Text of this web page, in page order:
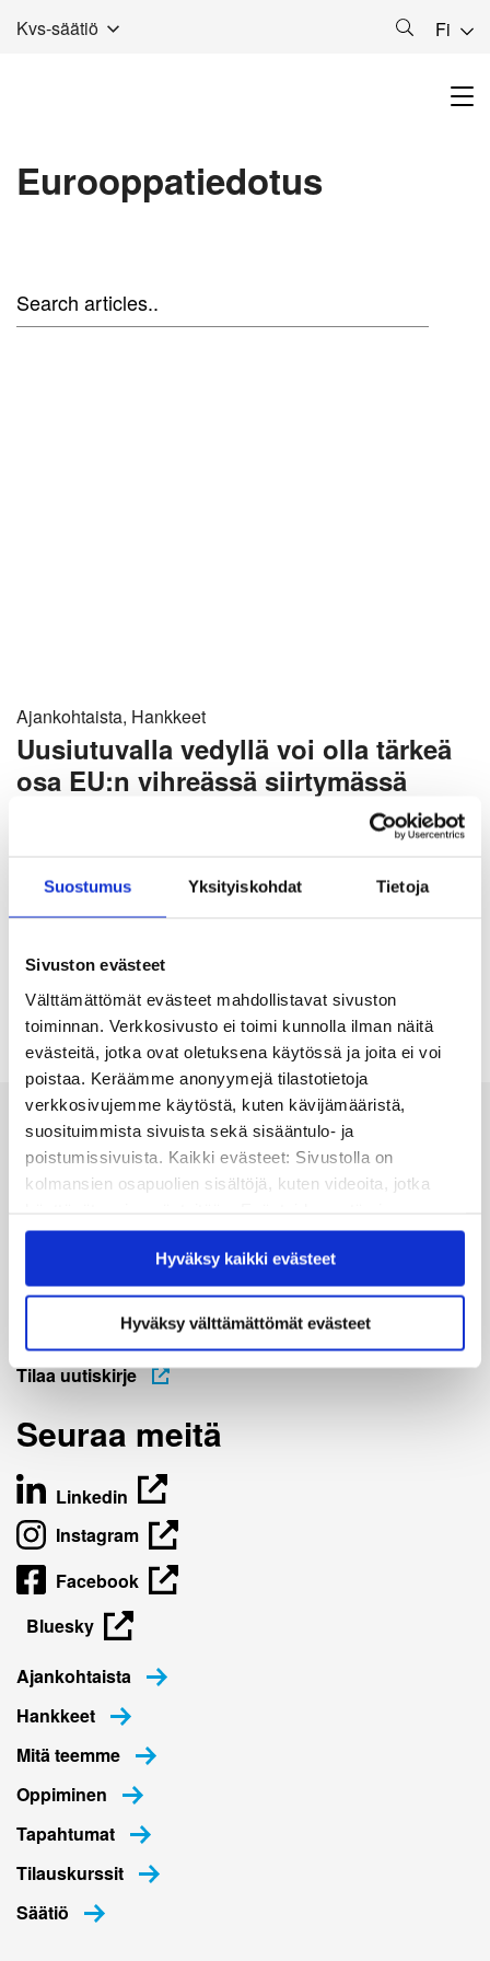
Suostumus Yksityiskohdat Tietoja
Sivuston evästeet
Välttämättömät evästeet mahdollistavat sivuston
toiminnan. Verkkosivusto ei toimi kunnolla ilman näitä
evästeitä, jotka ovat oletuksena käytössä ja joita ei voi
poistaa. Keräämme anonyymejä tilastotietoja
verkkosivujemme käytöstä, kuten kävijämääristä,
suosituimmista sivuista sekä sisääntulo- ja
poistumissivuista. Kaikki evästeet: Sivustolla on
kolmansien osapuolien sisältöjä, kuten videoita, jotka
saattaa estää näiden sisältöjen näkymisen.
Hyväksymällä kaikki evästeet varmistat, että kaikki
sisältö on käytettävissäsi.
Hyväksy kaikki evästeet
Hyväksy välttämättömät evästeet
Kvs-säätiö Fi
Eurooppatiedotus
Ajankohtaista, Hankkeet
Uusiutuvalla vedyllä voi olla tärkeä
osa EU:n vihreässä siirtymässä
Muualta tulevat fossiiliset polttoaineet pystyttäisiin
maissa uusiutuvaa energiaa hyödyntäen, sanoo
kansainvälisen politiikan professori Pami Aalto Tampereen
riskinottokykyä.
06.11.2024
Kvs-säätiö
Cygnaeuksenkatu 4
Katso tarkemmat yhteystiedot
Tilaa uutiskirje
Seuraa meitä
Linkedin
Instagram
Facebook
Bluesky
Ajankohtaista
Hankkeet
Mitä teemme
Oppiminen
Tapahtumat
Tilauskurssit
Säätiö